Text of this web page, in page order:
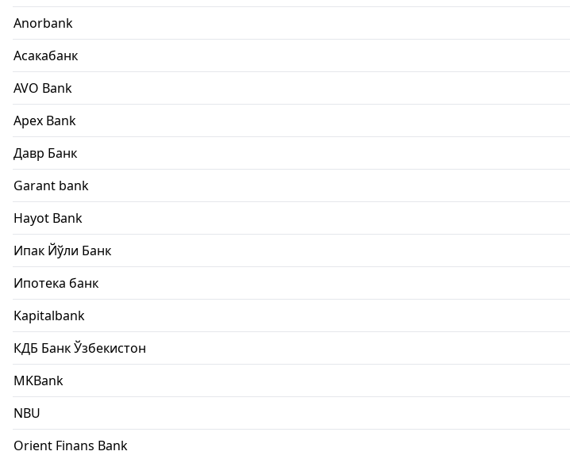
Anorbank
Асакабанк
AVO Bank
Apex Bank
Давр Банк
Garant bank
Hayot Bank
Ипак Йўли Банк
Ипотека банк
Kapitalbank
КДБ Банк Ўзбекистон
MKBank
NBU
Orient Finans Bank